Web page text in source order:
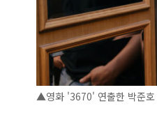
▲영화 '3670' 연출한 박준호